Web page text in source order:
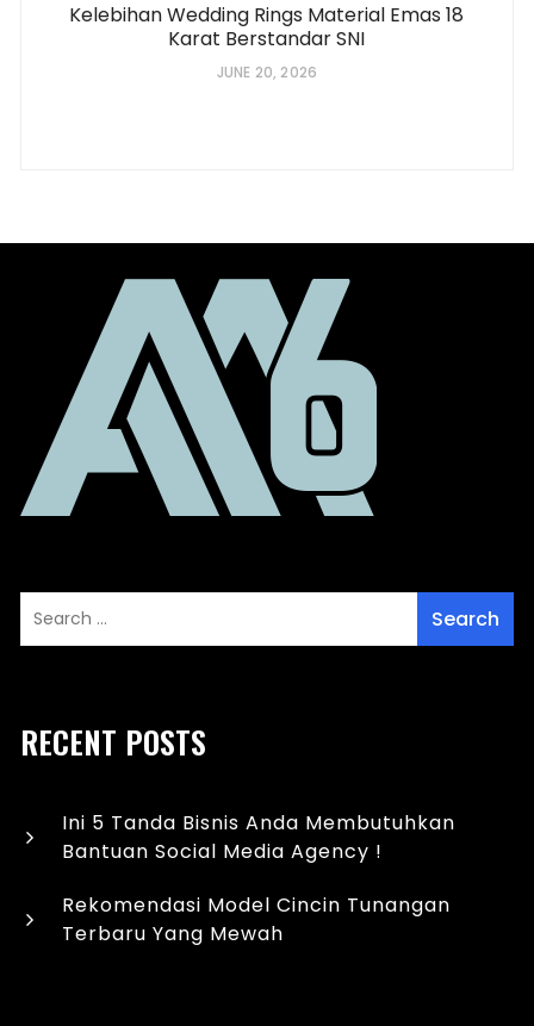
Kelebihan Wedding Rings Material Emas 18
Karat Berstandar SNI
JUNE 20, 2026
RECENT POSTS
Ini 5 Tanda Bisnis Anda Membutuhkan
Bantuan Social Media Agency !
Rekomendasi Model Cincin Tunangan
Terbaru Yang Mewah